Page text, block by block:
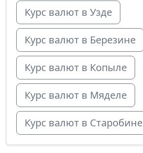
Курс валют в Узде
Курс валют в Березине
Курс валют в Копыле
Курс валют в Мяделе
Курс валют в Старобине